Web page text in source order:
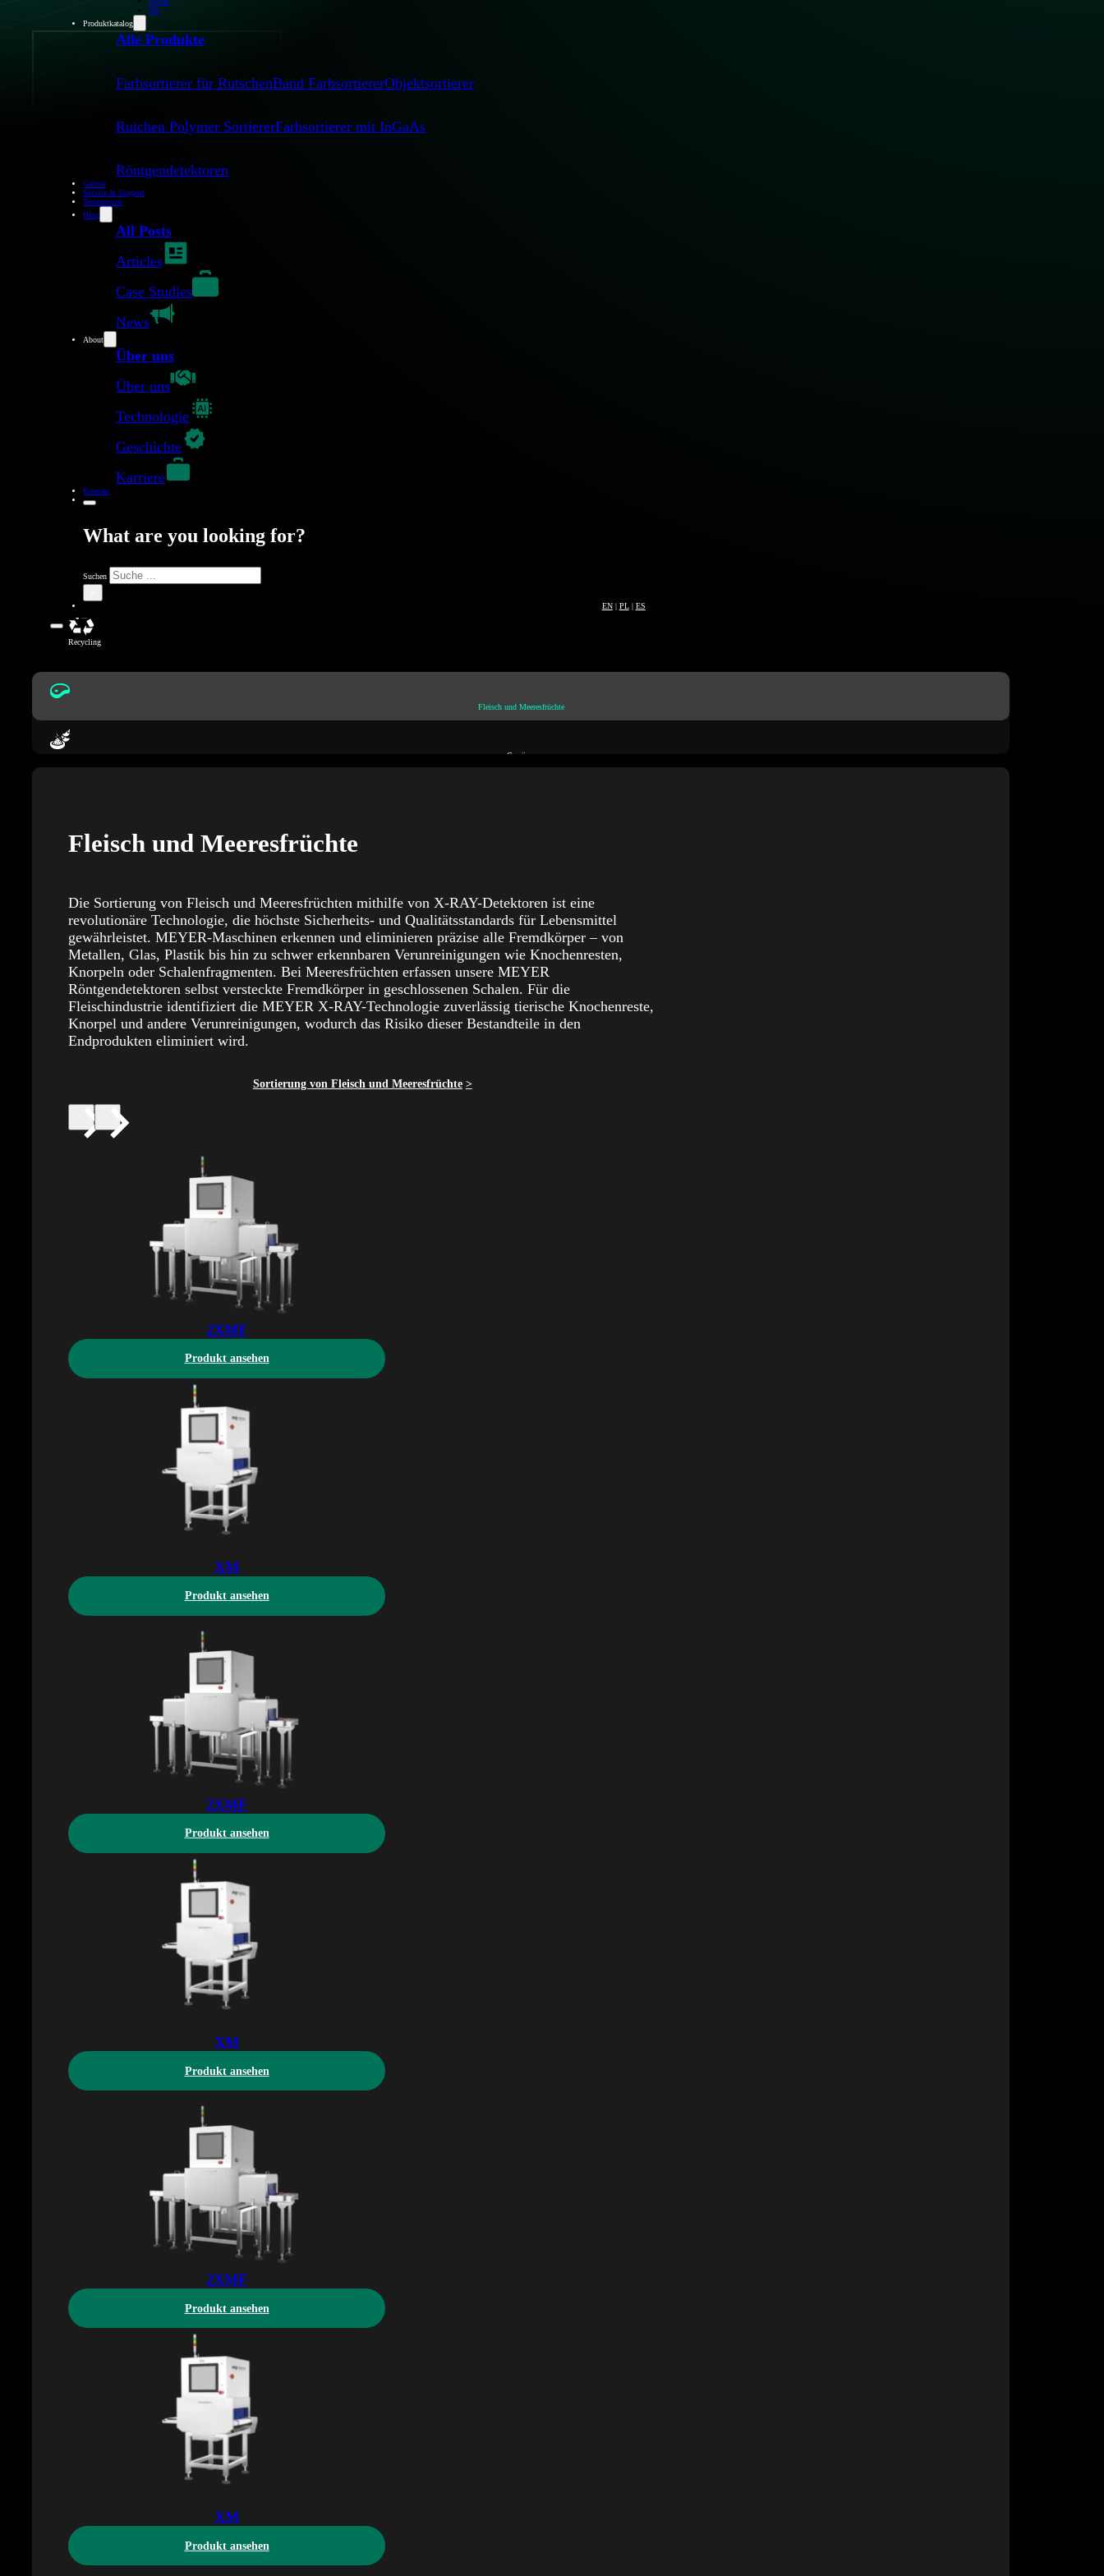
Tee
Produktkatalog
Alle Produkte
Farbsortierer für RutschenBand FarbsortiererObjektsortierer
Rutchen Polymer SortiererFarbsortierer mit InGaAs
Röntgendetektoren
Galerie
Service & Support
Testzentrum
Blog
All Posts
Articles
Case Studies
News
About
Über uns
Über uns
Technologie
Geschichte
Karriere
Kontakt
What are you looking for?
Suchen
EN| PL| ES
Anwendungen und Materialien
Wie können Sie optische Sortierlösungen nutzen?
Recycling
Fleisch und Meeresfrüchte
Gewürze
Obst und Gemüse
Reis
Fleisch und Meeresfrüchte
Die Sortierung von Fleisch und Meeresfrüchten mithilfe von X-RAY-Detektoren ist eine
revolutionäre Technologie, die höchste Sicherheits- und Qualitätsstandards für Lebensmittel
gewährleistet. MEYER-Maschinen erkennen und eliminieren präzise alle Fremdkörper – von
Metallen, Glas, Plastik bis hin zu schwer erkennbaren Verunreinigungen wie Knochenresten,
Knorpeln oder Schalenfragmenten. Bei Meeresfrüchten erfassen unsere MEYER
Röntgendetektoren selbst versteckte Fremdkörper in geschlossenen Schalen. Für die
Fleischindustrie identifiziert die MEYER X-RAY-Technologie zuverlässig tierische Knochenreste,
Knorpel und andere Verunreinigungen, wodurch das Risiko dieser Bestandteile in den
Endprodukten eliminiert wird.
Sortierung von Fleisch und Meeresfrüchte
2XMF
Produkt ansehen
XM
Produkt ansehen
2XMF
Produkt ansehen
XM
Produkt ansehen
2XMF
Produkt ansehen
XM
Produkt ansehen